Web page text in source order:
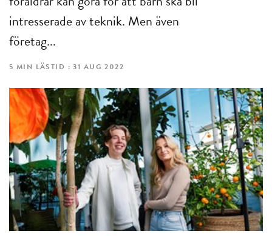
föräldrar kan göra för att barn ska bli
intresserade av teknik. Men även
företag...
5 MIN LÄSTID : 31 AUG 2022